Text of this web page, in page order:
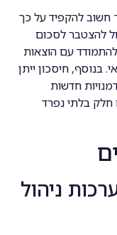
להקפיד על כך
להצטבר לסכום
עם הוצאות
בנוסף, חיסכון ייתן
חדשות
חלק בלתי נפרד
ניהול